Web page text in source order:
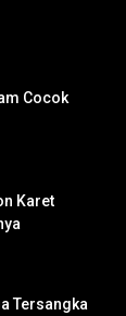
Cocok
Karet
Tersangka